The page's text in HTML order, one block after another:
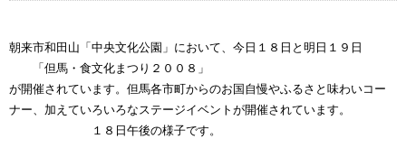
朝来市和田山「中央文化公園」において、今日１８日と明日１９日
「但馬・食文化まつり２００８」
が開催されています。但馬各市町からのお国自慢やふるさと味わいコー
ナー、加えていろいろなステージイベントが開催されています。
１８日午後の様子です。